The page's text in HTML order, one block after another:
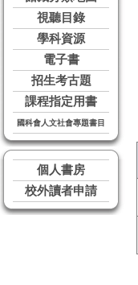
視聽目錄
學科資源
電子書
招生考古題
課程指定用書
國科會人文社會專題書目
個人書房
校外讀者申請